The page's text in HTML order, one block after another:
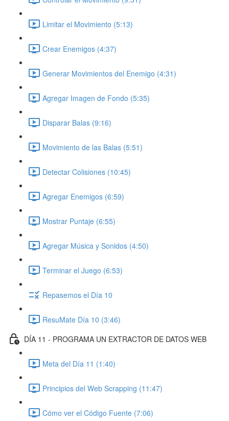
Limitar el Movimiento (5:13)
Crear Enemigos (4:37)
Generar Movimientos del Enemigo (4:31)
Agregar Imagen de Fondo (5:35)
Disparar Balas (9:16)
Movimiento de las Balas (5:51)
Detectar Colisiones (10:45)
Agregar Enemigos (6:59)
Mostrar Puntaje (6:55)
Agregar Música y Sonidos (4:50)
Terminar el Juego (6:53)
Repasemos el Día 10
ResuMate Día 10 (3:46)
DÍA 11 - PROGRAMA UN EXTRACTOR DE DATOS WEB
Meta del Día 11 (1:40)
Principios del Web Scrapping (11:47)
Cómo ver el Código Fuente (7:06)